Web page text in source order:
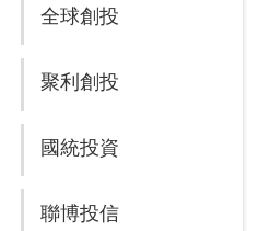
全球創投
聚利創投
國統投資
聯博投信